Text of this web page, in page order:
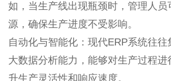
如，当生产线出现瓶颈时，管理人员
源，确保生产进度不受影响。
自动化与智能化：现代ERP系统往
大数据分析能力，能够对生产过程进
升生产灵活性和响应速度。